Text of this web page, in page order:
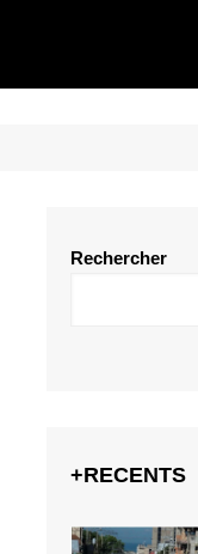
Rechercher
+RECENTS